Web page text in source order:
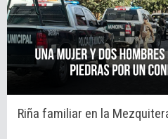
Riña familiar en la